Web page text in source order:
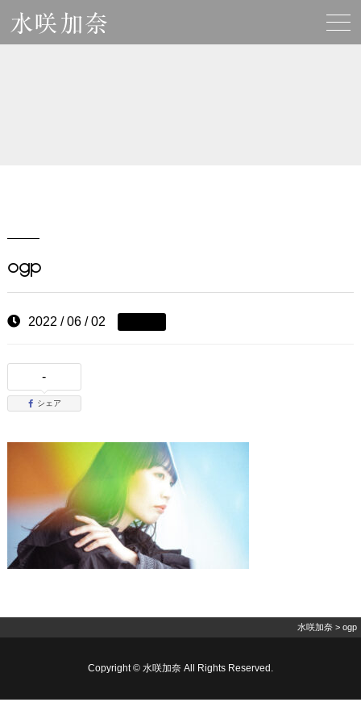
ogp
2022 / 06 / 02
-
シェア
水咲加奈 > ogp
Copyright © 水咲加奈 All Rights Reserved.